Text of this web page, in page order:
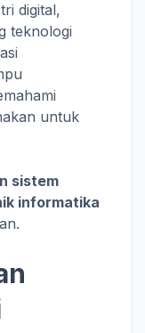
digital,
teknologi
untuk
sistem
informatika